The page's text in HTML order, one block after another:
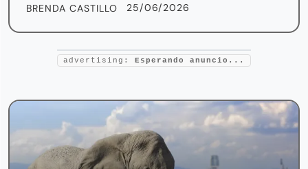
BRENDA CASTILLO 25/06/2026
advertising: Esperando anuncio...